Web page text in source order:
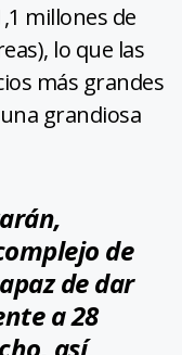
millones de
lo que las
más grandes
grandiosa
de
de dar
a 28
así